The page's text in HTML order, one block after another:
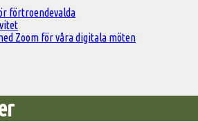
förtroendevalda
Zoom för våra digitala möten